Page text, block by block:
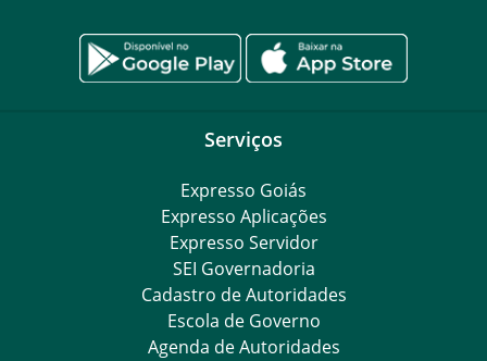
Serviços
Expresso Goiás
Expresso Aplicações
Expresso Servidor
SEI Governadoria
Cadastro de Autoridades
Escola de Governo
Agenda de Autoridades